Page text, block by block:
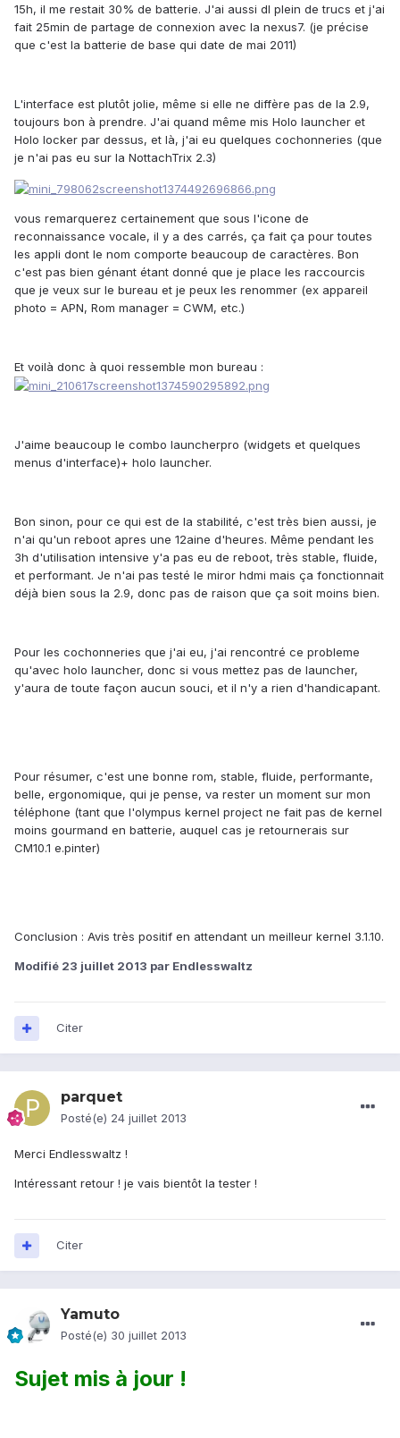
15h, il me restait 30% de batterie. J'ai aussi dl plein de trucs et j'ai
fait 25min de partage de connexion avec la nexus7. (je précise
que c'est la batterie de base qui date de mai 2011)
L'interface est plutôt jolie, même si elle ne diffère pas de la 2.9,
toujours bon à prendre. J'ai quand même mis Holo launcher et
Holo locker par dessus, et là, j'ai eu quelques cochonneries (que
je n'ai pas eu sur la NottachTrix 2.3)
vous remarquerez certainement que sous l'icone de
reconnaissance vocale, il y a des carrés, ça fait ça pour toutes
les appli dont le nom comporte beaucoup de caractères. Bon
c'est pas bien génant étant donné que je place les raccourcis
que je veux sur le bureau et je peux les renommer (ex appareil
photo = APN, Rom manager = CWM, etc.)
Et voilà donc à quoi ressemble mon bureau :
J'aime beaucoup le combo launcherpro (widgets et quelques
menus d'interface)+ holo launcher.
Bon sinon, pour ce qui est de la stabilité, c'est très bien aussi, je
n'ai qu'un reboot apres une 12aine d'heures. Même pendant les
3h d'utilisation intensive y'a pas eu de reboot, très stable, fluide,
et performant. Je n'ai pas testé le miror hdmi mais ça fonctionnait
déjà bien sous la 2.9, donc pas de raison que ça soit moins bien.
Pour les cochonneries que j'ai eu, j'ai rencontré ce probleme
qu'avec holo launcher, donc si vous mettez pas de launcher,
y'aura de toute façon aucun souci, et il n'y a rien d'handicapant.
Pour résumer, c'est une bonne rom, stable, fluide, performante,
belle, ergonomique, qui je pense, va rester un moment sur mon
téléphone (tant que l'olympus kernel project ne fait pas de kernel
moins gourmand en batterie, auquel cas je retournerais sur
CM10.1 e.pinter)
Conclusion : Avis très positif en attendant un meilleur kernel 3.1.10.
Modifié 23 juillet 2013 par Endlesswaltz
Citer
parquet
Posté(e) 24 juillet 2013
Merci Endlesswaltz !
Intéressant retour ! je vais bientôt la tester !
Citer
Yamuto
Posté(e) 30 juillet 2013
Sujet mis à jour !